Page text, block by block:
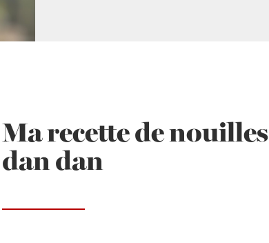
Ma recette de nouilles
dan dan